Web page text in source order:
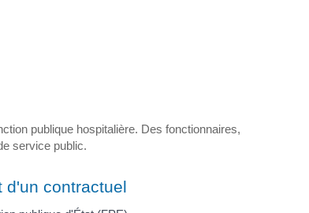
publique hospitalière. Des fonctionnaires,
service public.
d'un contractuel